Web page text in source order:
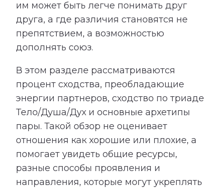
им может быть легче понимать друг
друга, а где различия становятся не
препятствием, а возможностью
дополнять союз.
В этом разделе рассматриваются
процент сходства, преобладающие
энергии партнеров, сходство по триаде
Тело/Душа/Дух и основные архетипы
пары. Такой обзор не оценивает
отношения как хорошие или плохие, а
помогает увидеть общие ресурсы,
разные способы проявления и
направления, которые могут укреплять